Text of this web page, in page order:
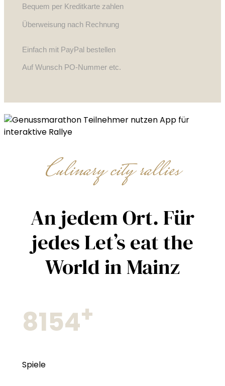
Bequem per Kreditkarte zahlen
Überweisung nach Rechnung
Einfach mit PayPal bestellen
Auf Wunsch PO-Nummer etc.
Culinary city rallies
An jedem Ort. Für
jedes Let’s eat the
World in Mainz
8154+
Spiele